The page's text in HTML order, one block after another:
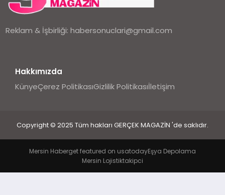
Reklam & İşbirliği:habersonuclari@gmail.com
Hakkımızda
KünyeÇerez PolitikasıGizlilik Politikasıİletişim
Copyright © 2025 Tüm hakları GERÇEK MAGAZİN 'de saklıdır.
Mersin Haberget featured on usatodayEşya Depolama
Mersin Lojistiktakipci